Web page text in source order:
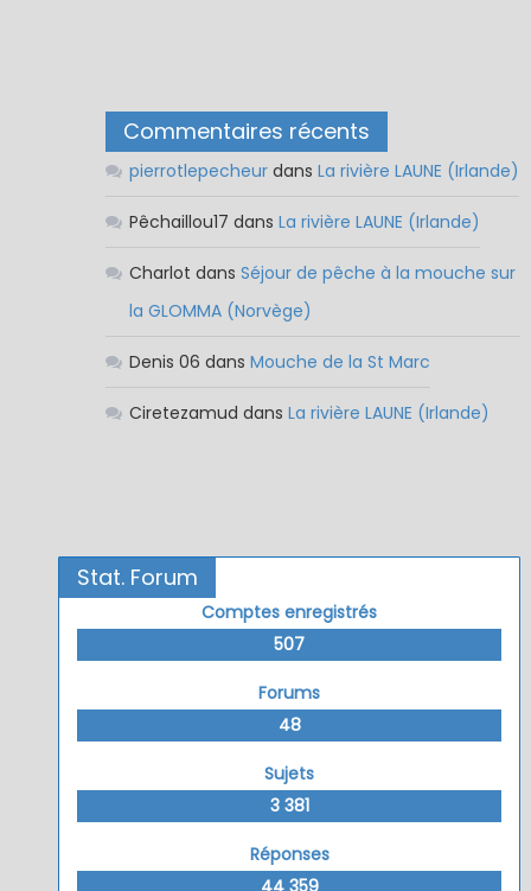
Commentaires récents
pierrotlepecheurdans La rivière LAUNE (Irlande)
Pêchaillou17 dans La rivière LAUNE (Irlande)
Charlot dans Séjour de pêche à la mouche sur
la GLOMMA (Norvège)
Denis 06 dans Mouche de la St Marc
Ciretezamud dans La rivière LAUNE (Irlande)
Stat. Forum
Comptes enregistrés
507
Forums
48
Sujets
3 381
Réponses
44 359